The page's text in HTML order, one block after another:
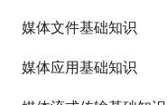
媒体文件基础知识
媒体应用基础知识